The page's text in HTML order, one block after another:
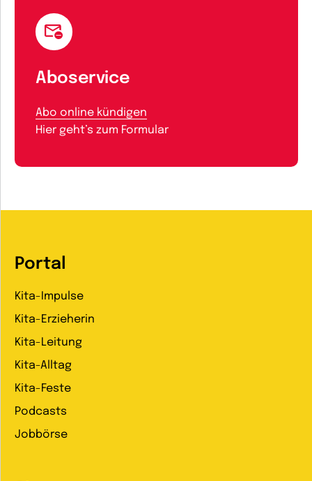
Aboservice
Abo online kündigen
Hier geht’s zum Formular
Portal
Kita-Impulse
Kita-Erzieherin
Kita-Leitung
Kita-Alltag
Kita-Feste
Podcasts
Jobbörse